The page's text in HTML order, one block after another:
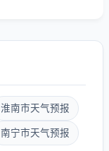
淮南市天气预报
南宁市天气预报